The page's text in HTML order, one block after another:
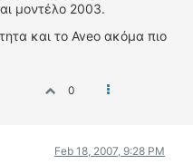
μοντέλο 2003.
και το Aveo ακόμα πιο
0
Feb 18, 2007, 9:28 PM